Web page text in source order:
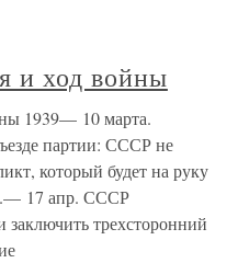
и ход войны
1939— 10 марта.
партии: СССР не
который будет на руку
17 апр. СССР
трехсторонний